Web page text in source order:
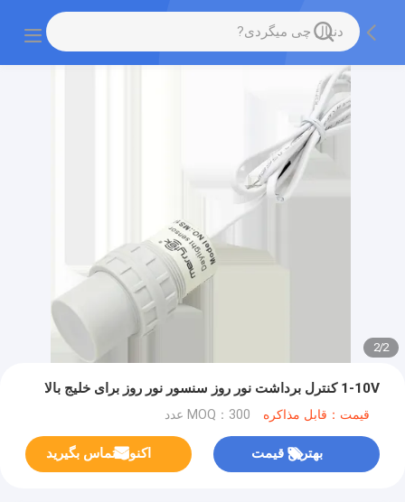
2
/
2
1-10V کنترل برداشت نور روز سنسور نور روز برای خلیج بالا
قیمت：قابل مذاکره MOQ：300 عدد
بهترین قیمت اکنون تماس بگیرید